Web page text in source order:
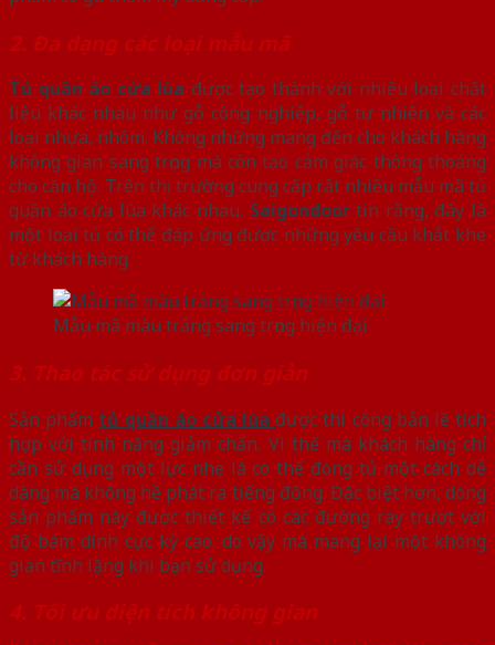
2. Đa dạng các loại mẫu mã
Tủ quần áo cửa lùa được tạo thành với nhiều loại chất
liệu khác nhau như gỗ công nghiệp, gỗ tự nhiên và các
loại nhựa, nhôm. Không những mang đến cho khách hàng
không gian sang trọng mà còn tạo cảm giác thông thoáng
cho căn hộ. Trên thị trường cung cấp rất nhiều mẫu mã tủ
quần áo cửa lùa khác nhau. Saigondoortin rằng, đây là
một loại tủ có thể đáp ứng được những yêu cầu khắt khe
từ khách hàng.
Mẫu mã màu trắng sang trọng hiện đại
3. Thao tác sử dụng đơn giản
Sản phẩm tủ quần áo cửa lùa được thi công bản lề tích
hợp với tính năng giảm chấn. Vì thế mà khách hàng chỉ
cần sử dụng một lực nhẹ là có thể đóng tủ một cách dễ
dàng mà không hề phát ra tiếng động. Đặc biệt hơn, dòng
sản phẩm này được thiết kế có các đường ray trượt với
độ bám dính cực kỳ cao. do vậy mà mang lại một không
gian tĩnh lặng khi bạn sử dụng.
4. Tối ưu diện tích không gian